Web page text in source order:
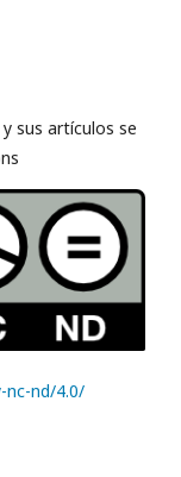
sus artículos se
nc-nd/4.0/